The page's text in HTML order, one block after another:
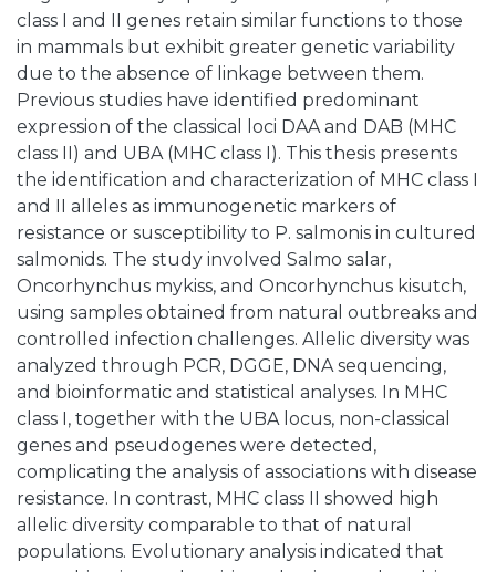
class I and II genes retain similar functions to those
in mammals but exhibit greater genetic variability
due to the absence of linkage between them.
Previous studies have identified predominant
expression of the classical loci DAA and DAB (MHC
class II) and UBA (MHC class I). This thesis presents
the identification and characterization of MHC class I
and II alleles as immunogenetic markers of
resistance or susceptibility to P. salmonis in cultured
salmonids. The study involved Salmo salar,
Oncorhynchus mykiss, and Oncorhynchus kisutch,
using samples obtained from natural outbreaks and
controlled infection challenges. Allelic diversity was
analyzed through PCR, DGGE, DNA sequencing,
and bioinformatic and statistical analyses. In MHC
class I, together with the UBA locus, non-classical
genes and pseudogenes were detected,
complicating the analysis of associations with disease
resistance. In contrast, MHC class II showed high
allelic diversity comparable to that of natural
populations. Evolutionary analysis indicated that